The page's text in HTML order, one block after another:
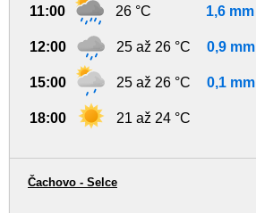
11:00 26 °C 1,6 mm
12:00 25 až 26 °C 0,9 mm
15:00 25 až 26 °C 0,1 mm
18:00 21 až 24 °C
Čachovo - Selce